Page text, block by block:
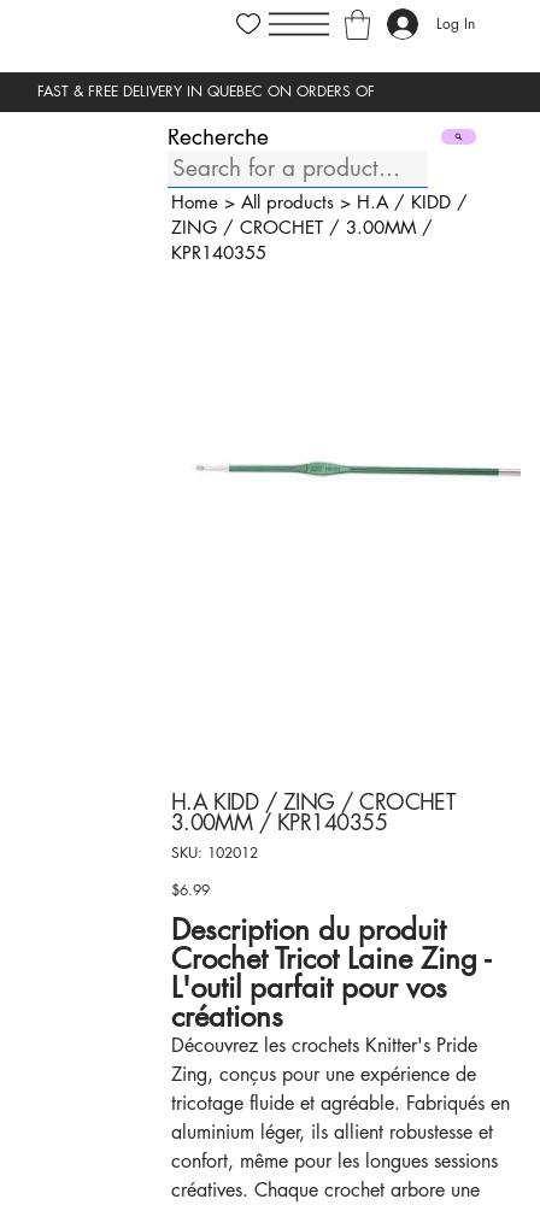
Log In
Recherche
Home> All products> H.A / KIDD /
ZING / CROCHET / 3.00MM /
KPR140355
H.A KIDD / ZING / CROCHET
3.00MM / KPR140355
SKU:
SKU
102012
102012
Price
$6.99
Description du produit
Crochet Tricot Laine Zing -
L'outil parfait pour vos
créations
Découvrez les crochets Knitter's Pride
Zing, conçus pour une expérience de
tricotage fluide et agréable. Fabriqués en
aluminium léger, ils allient robustesse et
confort, même pour les longues sessions
créatives. Chaque crochet arbore une